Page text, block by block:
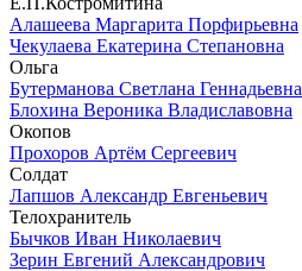
Алашеева Маргарита Порфирьевна
Чекулаева Екатерина Степановна
Ольга
Бутерманова Светлана Геннадьевна
Блохина Вероника Владиславовна
Окопов
Прохоров Артём Сергеевич
Солдат
Лапшов Александр Евгеньевич
Телохранитель
Бычков Иван Николаевич
Зерин Евгений Александрович